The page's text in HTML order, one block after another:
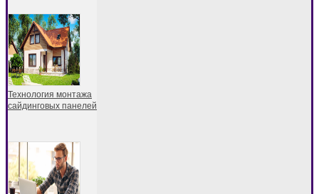
Технология монтажа
сайдинговых панелей